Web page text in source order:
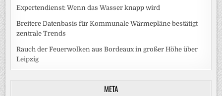
Expertendienst: Wenn das Wasser knapp wird
Breitere Datenbasis für Kommunale Wärmepläne bestätigt
zentrale Trends
Rauch der Feuerwolken aus Bordeaux in großer Höhe über
Leipzig
META